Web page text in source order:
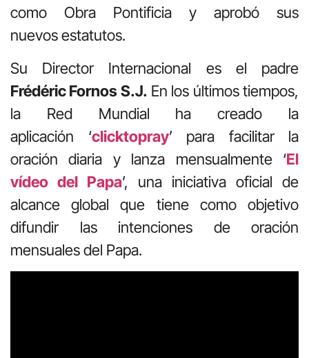
como Obra Pontificia y aprobó sus
nuevos estatutos.
Su Director Internacional es el padre
Frédéric Fornos S.J. En los últimos tiempos,
la Red Mundial ha creado la
aplicación ‘clicktopray’ para facilitar la
oración diaria y lanza mensualmente ‘El
vídeo del Papa’, una iniciativa oficial de
alcance global que tiene como objetivo
difundir las intenciones de oración
mensuales del Papa.